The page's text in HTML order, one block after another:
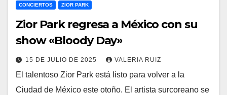
CONCIERTOS ZIOR PARK
Zior Park regresa a México con su
show «Bloody Day»
15 DE JULIO DE 2025 VALERIA RUIZ
El talentoso Zior Park está listo para volver a la
Ciudad de México este otoño. El artista surcoreano se